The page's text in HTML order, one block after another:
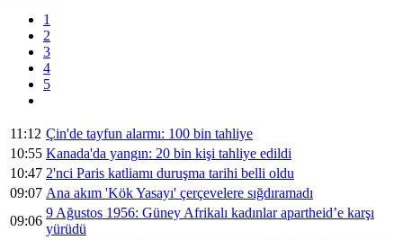
1
2
3
4
5
11:12 Çin'de tayfun alarmı: 100 bin tahliye
10:55 Kanada'da yangın: 20 bin kişi tahliye edildi
10:47 2'nci Paris katliamı duruşma tarihi belli oldu
09:07 Ana akım 'Kök Yasayı' çerçevelere sığdıramadı
09:06
9 Ağustos 1956: Güney Afrikalı kadınlar apartheid’e karşı
yürüdü